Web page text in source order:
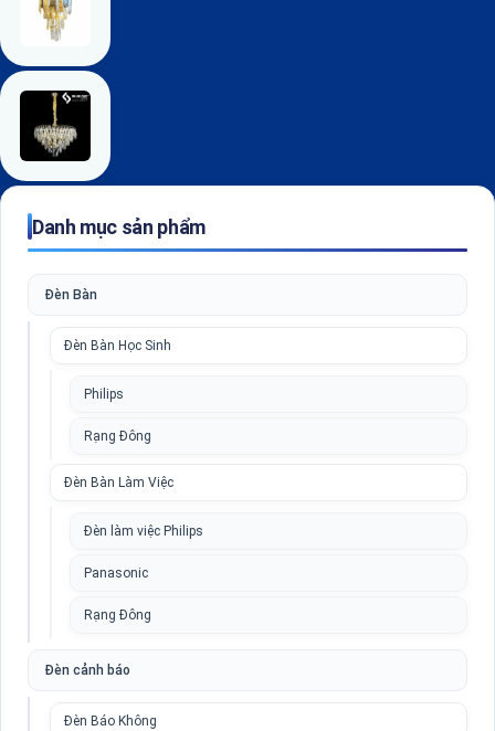
Danh mục sản phẩm
Đèn Bàn
Đèn Bàn Học Sinh
Philips
Rạng Đông
Đèn Bàn Làm Việc
Đèn làm việc Philips
Panasonic
Rạng Đông
Đèn cảnh báo
Đèn Báo Không